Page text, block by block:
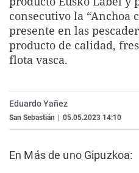
consecutivo la “Anchoa
presente en las
producto de calidad,
flota vasca.
Eduardo Yañez
San Sebastián 05.05.2023 14:10
En Más de uno Gipuzkoa: